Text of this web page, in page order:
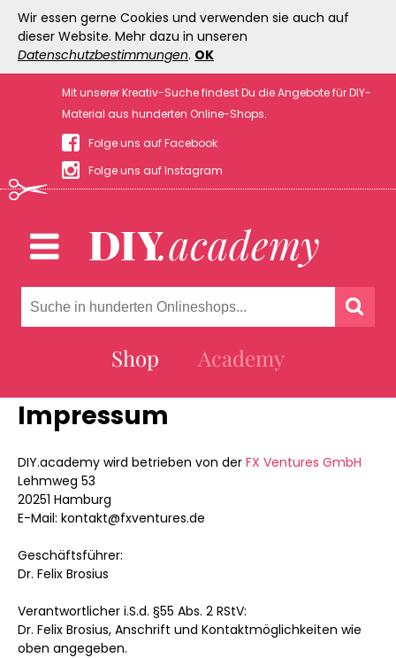
Wir essen gerne Cookies und verwenden sie auch auf
dieser Website. Mehr dazu in unseren
Datenschutzbestimmungen. OK
Mit unserer Kreativ-Suche findest Du die Angebote für DIY-
Material aus hunderten Online-Shops.
Folge uns auf Facebook
Folge uns auf Instagram
Shop Academy
Impressum
DIY.academy wird betrieben von der FX Ventures GmbH
Lehmweg 53
20251 Hamburg
E-Mail: kontakt@fxventures.de
Geschäftsführer:
Dr. Felix Brosius
Verantwortlicher i.S.d. §55 Abs. 2 RStV:
Dr. Felix Brosius, Anschrift und Kontaktmöglichkeiten wie
oben angegeben.